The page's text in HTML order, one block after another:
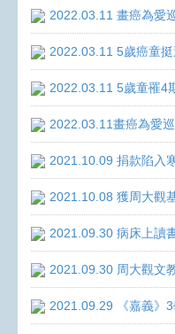
2022.03.11 畫癌為愛
2022.03.11 5歲癌童
2022.03.11 5歲童罹4
2022.03.11畫癌為愛
2021.10.09 捐款陷入
2021.10.08 獲周大觀
2021.09.30 病床上讀
2021.09.30 周大觀文
2021.09.29 《嘉義》